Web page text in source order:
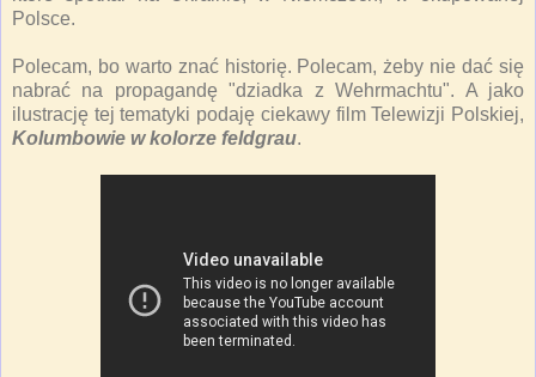
Polsce.
Polecam, bo warto znać historię. Polecam, żeby nie dać się
nabrać na propagandę "dziadka z Wehrmachtu". A jako
ilustrację tej tematyki podaję ciekawy film Telewizji Polskiej,
Kolumbowie w kolorze feldgrau.